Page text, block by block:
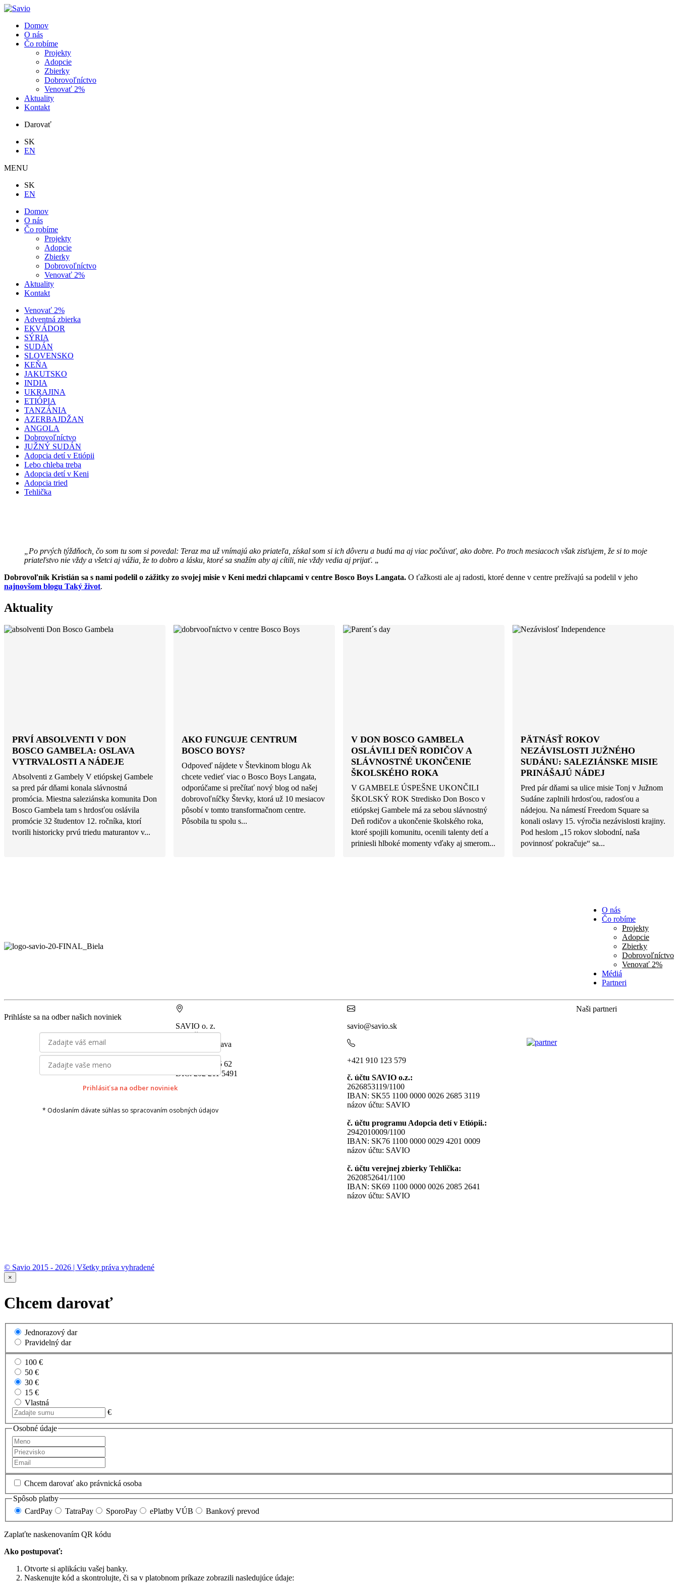
Domov
O nás
Čo robíme
Projekty
Adopcie
Zbierky
Dobrovoľníctvo
Venovať 2%
Aktuality
Kontakt
Darovať
SK
EN
MENU
SK
EN
Domov
O nás
Čo robíme
Projekty
Adopcie
Zbierky
Dobrovoľníctvo
Venovať 2%
Aktuality
Kontakt
Venovať 2%
Adventná zbierka
EKVÁDOR
SÝRIA
SUDÁN
SLOVENSKO
KEŇA
JAKUTSKO
INDIA
UKRAJINA
ETIÓPIA
TANZÁNIA
AZERBAJDŽAN
ANGOLA
Dobrovoľníctvo
JUŽNÝ SUDÁN
Adopcia detí v Etiópii
Lebo chleba treba
Adopcia detí v Keni
Adopcia tried
Tehlička
Po prvých týždňoch, čo som tu som si povedal: Teraz ma už vnímajú ako priateľa, získal som si ich dôveru a budú ma aj viac počúvať, ako dobre. Po troch mesiacoch však zisťujem, že si to moje
priateľstvo nie vždy a všetci aj vážia, že to dobro a lásku, ktoré sa snažím aby aj cítili, nie vždy vedia aj prijať. „
Dobrovoľník Kristián sa s nami podelil o zážitky zo svojej misie v Keni medzi chlapcami v centre Bosco Boys Langata. O ťažkosti ale aj radosti, ktoré denne v centre prežívajú sa podelil v jeho
najnovšom blogu Taký život.
Aktuality
PRVÍ ABSOLVENTI V DON
BOSCO GAMBELA: OSLAVA
VYTRVALOSTI A NÁDEJE
Absolventi z Gambely V etiópskej Gambele
sa pred pár dňami konala slávnostná
promócia. Miestna saleziánska komunita Don
Bosco Gambela tam s hrdosťou oslávila
promócie 32 študentov 12. ročníka, ktorí
tvorili historicky prvú triedu maturantov v...
AKO FUNGUJE CENTRUM
BOSCO BOYS?
Odpoveď nájdete v Števkinom blogu Ak
chcete vedieť viac o Bosco Boys Langata,
odporúčame si prečítať nový blog od našej
dobrovoľníčky Števky, ktorá už 10 mesiacov
pôsobí v tomto transformačnom centre.
Pôsobila tu spolu s...
V DON BOSCO GAMBELA
OSLÁVILI DEŇ RODIČOV A
SLÁVNOSTNÉ UKONČENIE
ŠKOLSKÉHO ROKA
V GAMBELE ÚSPEŠNE UKONČILI
ŠKOLSKÝ ROK Stredisko Don Bosco v
etiópskej Gambele má za sebou slávnostný
Deň rodičov a ukončenie školského roka,
ktoré spojili komunitu, ocenili talenty detí a
priniesli hlboké momenty vďaky aj smerom...
PÄTNÁSŤ ROKOV
NEZÁVISLOSTI JUŽNÉHO
SUDÁNU: SALEZIÁNSKE MISIE
PRINÁŠAJÚ NÁDEJ
Pred pár dňami sa ulice misie Tonj v Južnom
Sudáne zaplnili hrdosťou, radosťou a
nádejou. Na námestí Freedom Square sa
konali oslavy 15. výročia nezávislosti krajiny.
Pod heslom „15 rokov slobodní, naša
povinnosť pokračuje“ sa...
O nás
Čo robíme
Projekty
Adopcie
Zbierky
Dobrovoľníctvo
Venovať 2%
Médiá
Partneri
Prihláste sa na odber našich noviniek
Prihlásiť sa na odber noviniek
* Odoslaním dávate súhlas so spracovaním osobných údajov
SAVIO o. z.
Miletičova 7
821 08 Bratislava
IČO: 30 79 95 62
DIČ: 202 211 5491
savio@savio.sk
+421 910 123 579
č. účtu SAVIO o.z.:
2626853119/1100
IBAN: SK55 1100 0000 0026 2685 3119
názov účtu: SAVIO
č. účtu programu Adopcia detí v Etiópii.:
2942010009/1100
IBAN: SK76 1100 0000 0029 4201 0009
názov účtu: SAVIO
č. účtu verejnej zbierky Tehlička:
2620852641/1100
IBAN: SK69 1100 0000 0026 2085 2641
názov účtu: SAVIO
Naši partneri
© Savio 2015 - 2026 | Všetky práva vyhradené
×
Chcem darovať
Jednorazový dar
Pravidelný dar
100 €
50 €
30 €
15 €
Vlastná
€
Osobné údaje
Chcem darovať ako právnická osoba
Spôsob platby
CardPay
TatraPay SporoPay ePlatby VÚB Bankový prevod
Zaplaťte naskenovaním QR kódu
Ako postupovať:
Otvorte si aplikáciu vašej banky.
Naskenujte kód a skontrolujte, či sa v platobnom príkaze zobrazili nasledujúce údaje: